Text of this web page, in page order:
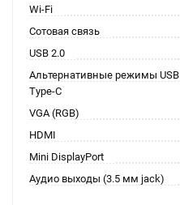
Wi-Fi
Сотовая связь
USB 2.0
Альтернативные режимы USB
Type-C
VGA (RGB)
HDMI
Mini DisplayPort
Аудио выходы (3.5 мм jack)